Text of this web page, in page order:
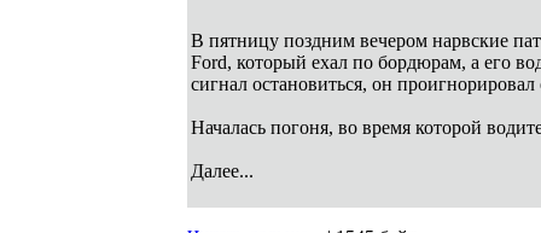
В пятницу поздним вечером нарвские
Ford, который ехал по бордюрам, а его
сигнал остановиться, он
Началась погоня, во время которой
Далее...